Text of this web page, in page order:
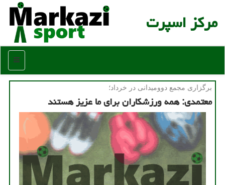
مركز اسپرت
منو
برگزاری مجمع دوومیدانی در خرداد؛
معتمدی: همه ورزشکاران برای ما عزیز هستند